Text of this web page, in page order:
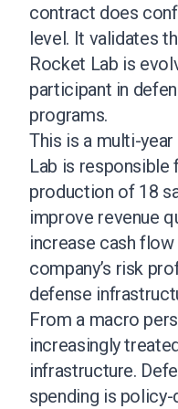
contract does
level. It validates
Rocket Lab is
participant in
programs.
This is a multi-
Lab is responsible
production of 18
improve revenue
increase cash
company’s risk
defense
From a macro
increasingly
infrastructure.
spending is